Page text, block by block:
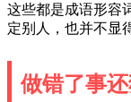
这些都是成语形容
定别人，也并不显
做错了事